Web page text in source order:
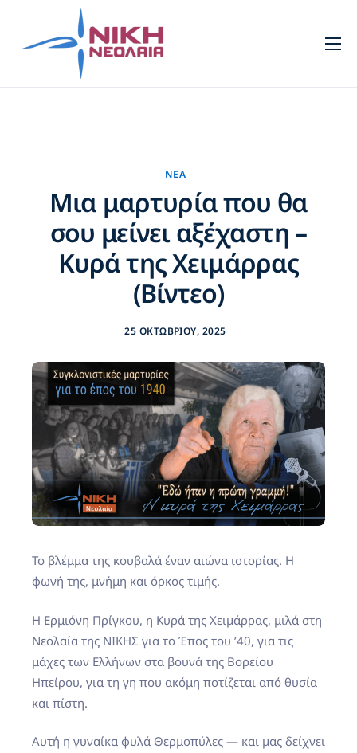
Επικοινωνία
ΝΈΑ
Μια μαρτυρία που θα
σου μείνει αξέχαστη –
Κυρά της Χειμάρρας
(Βίντεο)
25 ΟΚΤΩΒΡΊΟΥ, 2025
Το βλέμμα της κουβαλά έναν αιώνα ιστορίας. Η
φωνή της, μνήμη και όρκος τιμής.
Η Ερμιόνη Πρίγκου, η Κυρά της Χειμάρρας, μιλά στη
Νεολαία της ΝΙΚΗΣ για το Έπος του ’40, για τις
μάχες των Ελλήνων στα βουνά της Βορείου
Ηπείρου, για τη γη που ακόμη ποτίζεται από θυσία
και πίστη.
Αυτή η γυναίκα φυλά Θερμοπύλες — και μας δείχνει